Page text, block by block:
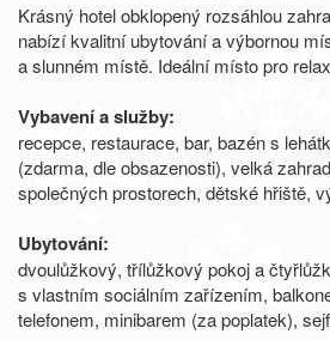
Krásný hotel obklopený rozsáhlou
nabízí kvalitní ubytování a výbornou
a slunném místě. Ideální místo pro
Vybavení a služby:
recepce, restaurace, bar, bazén s
(zdarma, dle obsazenosti), velká
společných prostorech, dětské hřiště,
Ubytování:
dvoulůžkový, třílůžkový pokoj a
s vlastním sociálním zařízením,
telefonem, minibarem (za poplatek),